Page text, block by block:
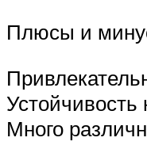
Плюсы и
Устойчивость
Много